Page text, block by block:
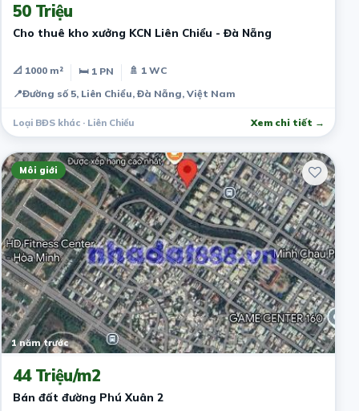
50 Triệu
Cho thuê kho xưởng KCN Liên Chiểu - Đà Nẵng
📐 1000 m² 🛏 1 PN
🚿 1 WC
📍Đường số 5, Liên Chiểu, Đà Nẵng, Việt Nam
Loại BĐS khác · Liên Chiểu Xem chi tiết →
Môi giới
1 năm trước
44 Triệu/m2
Bán đất đường Phú Xuân 2